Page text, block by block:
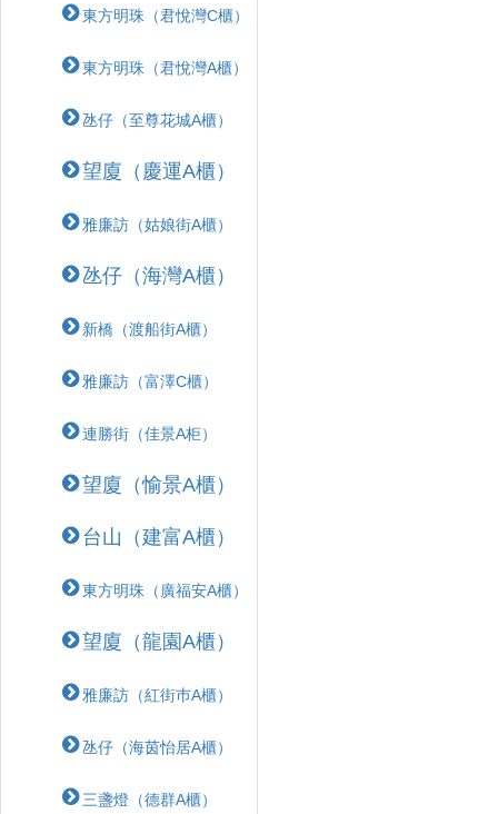
東方明珠（君悅灣C櫃）
東方明珠（君悅灣A櫃）
氹仔（至尊花城A櫃）
望廈（慶運A櫃）
雅廉訪（姑娘街A櫃）
氹仔（海灣A櫃）
新橋（渡船街A櫃）
雅廉訪（富澤C櫃）
連勝街（佳景A柜）
望廈（愉景A櫃）
台山（建富A櫃）
東方明珠（廣福安A櫃）
望廈（龍園A櫃）
雅廉訪（紅街巿A櫃）
氹仔（海茵怡居A櫃）
三盞燈（德群A櫃）